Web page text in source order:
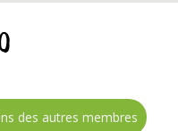
des autres membres